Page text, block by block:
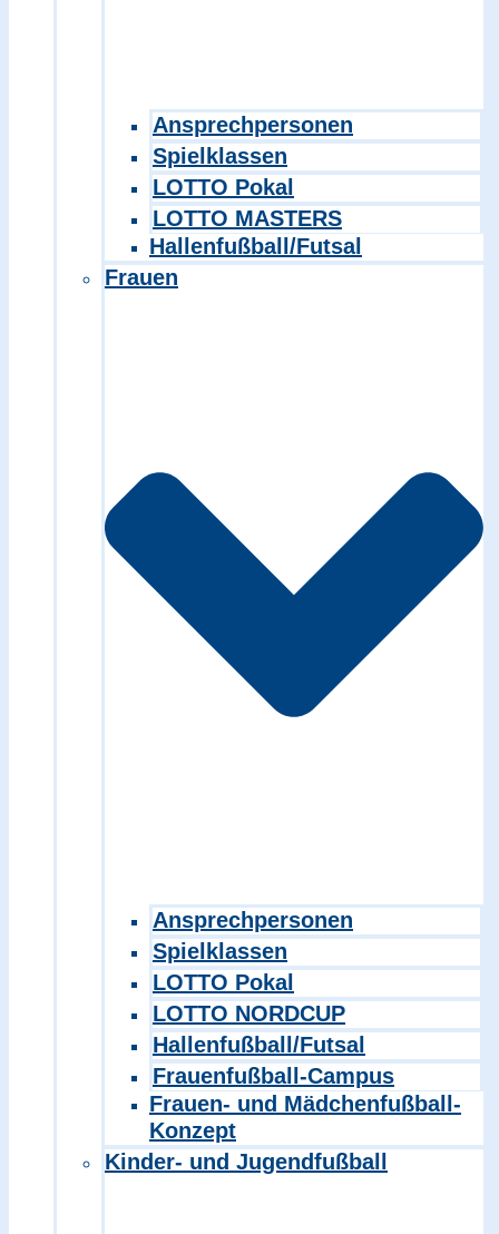
Ansprechpersonen
Spielklassen
LOTTO Pokal
LOTTO MASTERS
Hallenfußball/Futsal
Frauen
Ansprechpersonen
Spielklassen
LOTTO Pokal
LOTTO NORDCUP
Hallenfußball/Futsal
Frauenfußball-Campus
Frauen- und Mädchenfußball-
Konzept
Kinder- und Jugendfußball